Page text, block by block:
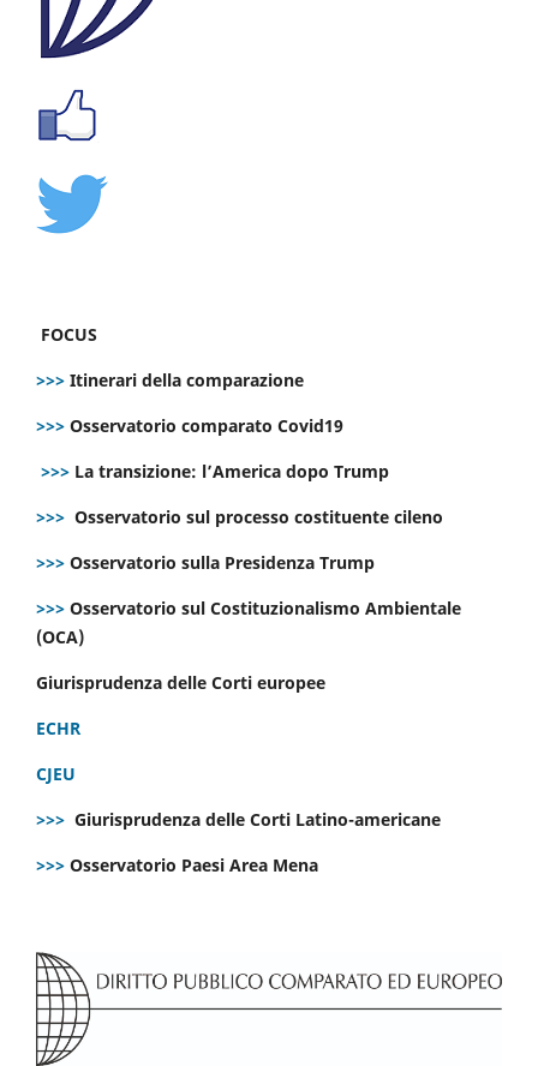
FOCUS
>>> Itinerari della comparazione
>>> Osservatorio comparato Covid19
>>> La transizione: l’America dopo Trump
>>> Osservatorio sul processo costituente cileno
>>> Osservatorio sulla Presidenza Trump
>>> Osservatorio sul Costituzionalismo Ambientale
(OCA)
Giurisprudenza delle Corti europee
ECHR
CJEU
>>> Giurisprudenza delle Corti Latino-americane
>>> Osservatorio Paesi Area Mena